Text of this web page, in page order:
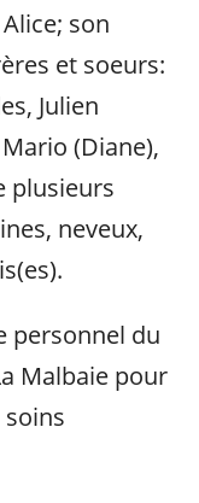
son
et soeurs:
Julien
(Diane),
plusieurs
neveux,
personnel du
Malbaie pour